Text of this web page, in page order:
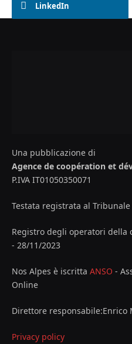
LinkedIn
Una pubblicazione di
Agence de coopération et
P.IVA IT01050350071
Testata registrata al
Registro degli operatori della
- 28/11/2023
Nos Alpes è iscritta ANSO -
Online
Direttore responsabile:Enrico
Privacy policy